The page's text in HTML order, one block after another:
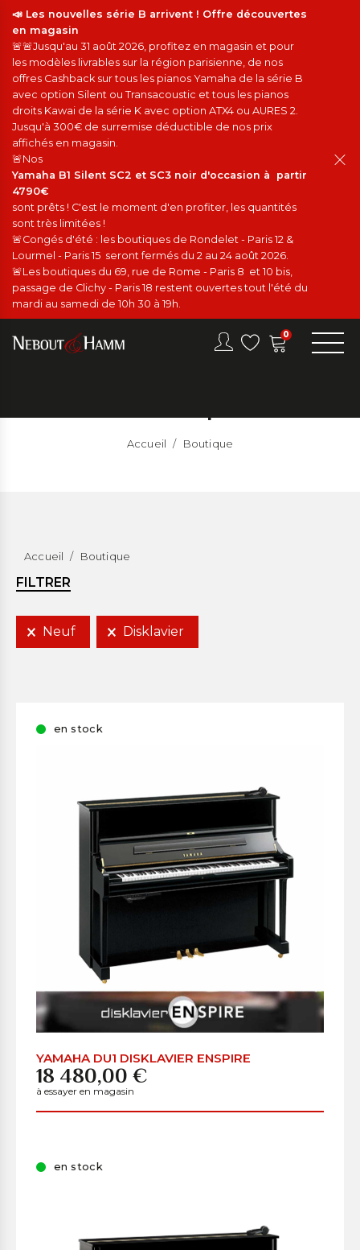
📣 Les nouvelles série B arrivent ! Offre découvertes
en magasin
🚨🚨Jusqu'au 31 août 2026, profitez en magasin et pour
les modèles livrables sur la région parisienne, de nos
offres Cashback sur tous les pianos Yamaha de la série B
avec option Silent ou Transacoustic et tous les pianos
droits Kawai de la série K avec option ATX4 ou AURES 2.
Jusqu'à 300€ de surremise déductible de nos prix
affichés en magasin.
🚨Nos
Yamaha B1 Silent SC2 et SC3 noir d'occasion à partir
4790€
sont prêts ! C'est le moment d'en profiter, les quantités
sont très limitées !
🚨Congés d'été : les boutiques de Rondelet - Paris 12 &
Lourmel - Paris 15 seront fermés du 2 au 24 août 2026.
🚨Les boutiques du 69, rue de Rome - Paris 8 et 10 bis,
passage de Clichy - Paris 18 restent ouvertes tout l'été du
mardi au samedi de 10h 30 à 19h.
0
Accueil / Boutique
Accueil / Boutique
FILTRER
Neuf Disklavier
en stock
YAMAHA DU1 DISKLAVIER ENSPIRE
18 480,00 €
à essayer en magasin
en stock